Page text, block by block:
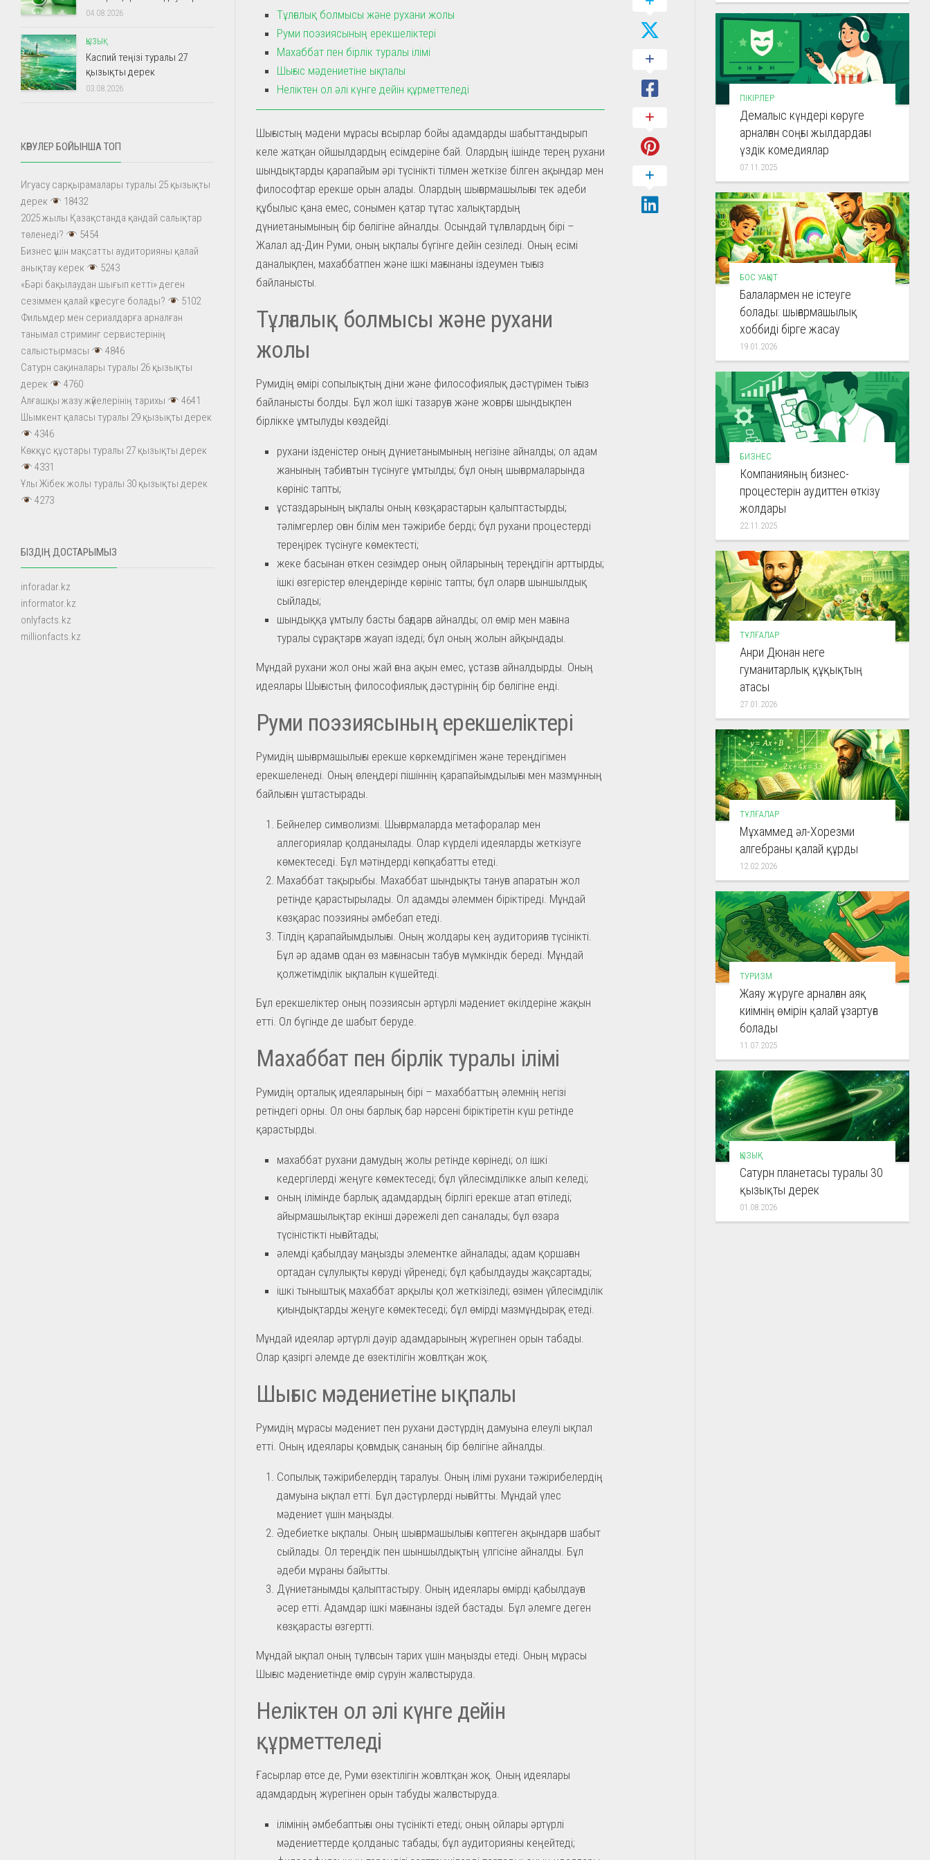
Тұлғалық болмысы және рухани жолы
Руми поэзиясының ерекшеліктері
Махаббат пен бірлік туралы ілімі
Шығыс мәдениетіне ықпалы
Неліктен ол әлі күнге дейін құрметтеледі
Шығыстың мәдени мұрасы ғасырлар бойы адамдарды шабыттандырып
келе жатқан ойшылдардың есімдеріне бай. Олардың ішінде терең рухани
шындықтарды қарапайым әрі түсінікті тілмен жеткізе білген ақындар мен
философтар ерекше орын алады. Олардың шығармашылығы тек әдеби
құбылыс қана емес, сонымен қатар тұтас халықтардың
дүниетанымының бір бөлігіне айналды. Осындай тұлғалардың бірі –
Жалал ад-Дин Руми, оның ықпалы бүгінге дейін сезіледі. Оның есімі
даналықпен, махаббатпен және ішкі мағынаны іздеумен тығыз
байланысты.
Тұлғалық болмысы және рухани
жолы
Румидің өмірі сопылықтың діни және философиялық дәстүрімен тығыз
байланысты болды. Бұл жол ішкі тазаруға және жоғарғы шындықпен
бірлікке ұмтылуды көздейді.
рухани ізденістер оның дүниетанымының негізіне айналды; ол адам
жанының табиғатын түсінуге ұмтылды; бұл оның шығармаларында
көрініс тапты;
ұстаздарының ықпалы оның көзқарастарын қалыптастырды;
тәлімгерлер оған білім мен тәжірибе берді; бұл рухани процестерді
тереңірек түсінуге көмектесті;
жеке басынан өткен сезімдер оның ойларының тереңдігін арттырды;
ішкі өзгерістер өлеңдерінде көрініс тапты; бұл оларға шыншылдық
сыйлады;
шындыққа ұмтылу басты бағдарға айналды; ол өмір мен мағына
туралы сұрақтарға жауап іздеді; бұл оның жолын айқындады.
Мұндай рухани жол оны жай ғана ақын емес, ұстазға айналдырды. Оның
идеялары Шығыстың философиялық дәстүрінің бір бөлігіне енді.
Руми поэзиясының ерекшеліктері
Румидің шығармашылығы ерекше көркемдігімен және тереңдігімен
ерекшеленеді. Оның өлеңдері пішіннің қарапайымдылығы мен мазмұнның
байлығын ұштастырады.
Бейнелер символизмі. Шығармаларда метафоралар мен
аллегориялар қолданылады. Олар күрделі идеяларды жеткізуге
көмектеседі. Бұл мәтіндерді көпқабатты етеді.
Махаббат тақырыбы. Махаббат шындықты тануға апаратын жол
ретінде қарастырылады. Ол адамды әлеммен біріктіреді. Мұндай
көзқарас поэзияны әмбебап етеді.
Тілдің қарапайымдылығы. Оның жолдары кең аудиторияға түсінікті.
Бұл әр адамға одан өз мағынасын табуға мүмкіндік береді. Мұндай
қолжетімділік ықпалын күшейтеді.
Бұл ерекшеліктер оның поэзиясын әртүрлі мәдениет өкілдеріне жақын
етті. Ол бүгінде де шабыт беруде.
Махаббат пен бірлік туралы ілімі
Румидің орталық идеяларының бірі – махаббаттың әлемнің негізі
ретіндегі орны. Ол оны барлық бар нәрсені біріктіретін күш ретінде
қарастырды.
махаббат рухани дамудың жолы ретінде көрінеді; ол ішкі
кедергілерді жеңуге көмектеседі; бұл үйлесімділікке алып келеді;
оның ілімінде барлық адамдардың бірлігі ерекше атап өтіледі;
айырмашылықтар екінші дәрежелі деп саналады; бұл өзара
түсіністікті нығайтады;
әлемді қабылдау маңызды элементке айналады; адам қоршаған
ортадан сұлулықты көруді үйренеді; бұл қабылдауды жақсартады;
ішкі тыныштық махаббат арқылы қол жеткізіледі; өзімен үйлесімділік
қиындықтарды жеңуге көмектеседі; бұл өмірді мазмұндырақ етеді.
Мұндай идеялар әртүрлі дәуір адамдарының жүрегінен орын табады.
Олар қазіргі әлемде де өзектілігін жоғалтқан жоқ.
Шығыс мәдениетіне ықпалы
Румидің мұрасы мәдениет пен рухани дәстүрдің дамуына елеулі ықпал
етті. Оның идеялары қоғамдық сананың бір бөлігіне айналды.
Сопылық тәжірибелердің таралуы. Оның ілімі рухани тәжірибелердің
дамуына ықпал етті. Бұл дәстүрлерді нығайтты. Мұндай үлес
мәдениет үшін маңызды.
Әдебиетке ықпалы. Оның шығармашылығы көптеген ақындарға шабыт
сыйлады. Ол тереңдік пен шыншылдықтың үлгісіне айналды. Бұл
әдеби мұраны байытты.
Дүниетанымды қалыптастыру. Оның идеялары өмірді қабылдауға
әсер етті. Адамдар ішкі мағынаны іздей бастады. Бұл әлемге деген
көзқарасты өзгертті.
Мұндай ықпал оның тұлғасын тарих үшін маңызды етеді. Оның мұрасы
Шығыс мәдениетінде өмір сүруін жалғастыруда.
Неліктен ол әлі күнге дейін
құрметтеледі
Ғасырлар өтсе де, Руми өзектілігін жоғалтқан жоқ. Оның идеялары
адамдардың жүрегінен орын табуды жалғастыруда.
ілімінің әмбебаптығы оны түсінікті етеді; оның ойлары әртүрлі
мәдениеттерде қолданыс табады; бұл аудиторияны кеңейтеді;
04.08.2026
ҚЫЗЫҚ
Каспий теңізі туралы 27
қызықты дерек
03.08.2026
КӨРУЛЕР БОЙЫНША ТОП
Игуасу сарқырамалары туралы 25 қызықты
дерек
18432
2025 жылы Қазақстанда қандай салықтар
төленеді?
5454
Бизнес үшін мақсатты аудиторияны қалай
анықтау керек
5243
«Бәрі бақылаудан шығып кетті» деген
сезіммен қалай күресуге болады?
5102
Фильмдер мен сериалдарға арналған
танымал стриминг сервистерінің
салыстырмасы
4846
Сатурн сақиналары туралы 26 қызықты
дерек
4760
Алғашқы жазу жүйелерінің тарихы
4641
Шымкент қаласы туралы 29 қызықты дерек
4346
Көкқұс құстары туралы 27 қызықты дерек
4331
Ұлы Жібек жолы туралы 30 қызықты дерек
4273
БІЗДІҢ ДОСТАРЫМЫЗ
inforadar.kz
informator.kz
onlyfacts.kz
millionfacts.kz
ПІКІРЛЕР
Демалыс күндері көруге
арналған соңғы жылдардағы
үздік комедиялар
07.11.2025
БОС УАҚЫТ
Балалармен не істеуге
болады: шығармашылық
хоббиді бірге жасау
19.01.2026
БИЗНЕС
Компанияның бизнес-
процестерін аудиттен өткізу
жолдары
22.11.2025
ТҰЛҒАЛАР
Анри Дюнан неге
гуманитарлық құқықтың
атасы
27.01.2026
ТҰЛҒАЛАР
Мұхаммед әл-Хорезми
алгебраны қалай құрды
12.02.2026
ТУРИЗМ
Жаяу жүруге арналған аяқ
киімнің өмірін қалай ұзартуға
болады
11.07.2025
ҚЫЗЫҚ
Сатурн планетасы туралы 30
қызықты дерек
01.08.2026